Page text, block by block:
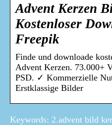
Advent Kerzen
Kostenloser
Freepik
Finde und downloade
Advent Kerzen. 73.000+
PSD. ✓ Kommerzielle
Erstklassige Bilder
Keywords: 2.advent bild